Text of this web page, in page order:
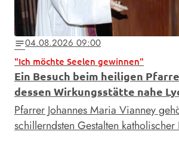
notes04.08.2026 09:00
"Ich möchte Seelen gewinnen"
Ein Besuch beim heiligen
dessen Wirkungsstätte nahe
Pfarrer Johannes Maria Vianney
schillerndsten Gestalten